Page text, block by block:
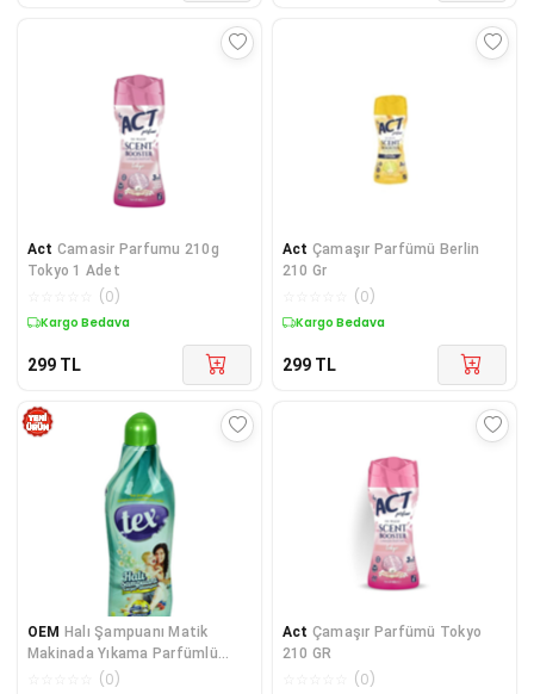
Act Camasir Parfumu 210g
Tokyo 1 Adet
(0)
Kargo Bedava
299 TL
Act Çamaşır Parfümü Berlin
210 Gr
(0)
Kargo Bedava
299 TL
OEM Halı Şampuanı Matik
Makinada Yıkama Parfümlü
(0)
Act Çamaşır Parfümü Tokyo
210 GR
(0)